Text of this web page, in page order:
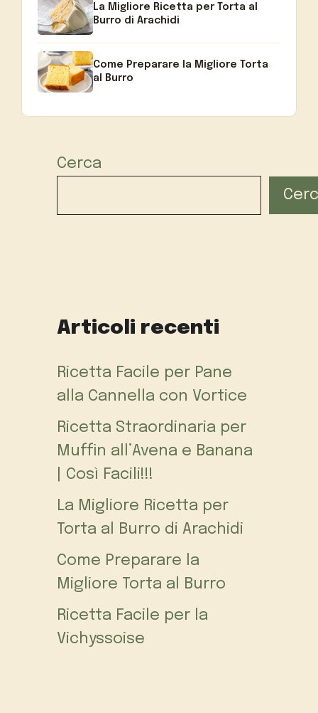
La Migliore Ricetta per Torta al
Burro di Arachidi
Come Preparare la Migliore Torta
al Burro
Cerca
Articoli recenti
Ricetta Facile per Pane
alla Cannella con Vortice
Ricetta Straordinaria per
Muffin all’Avena e Banana
| Così Facili!!!
La Migliore Ricetta per
Torta al Burro di Arachidi
Come Preparare la
Migliore Torta al Burro
Ricetta Facile per la
Vichyssoise